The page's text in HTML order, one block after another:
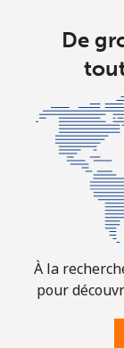
De
À la
pour